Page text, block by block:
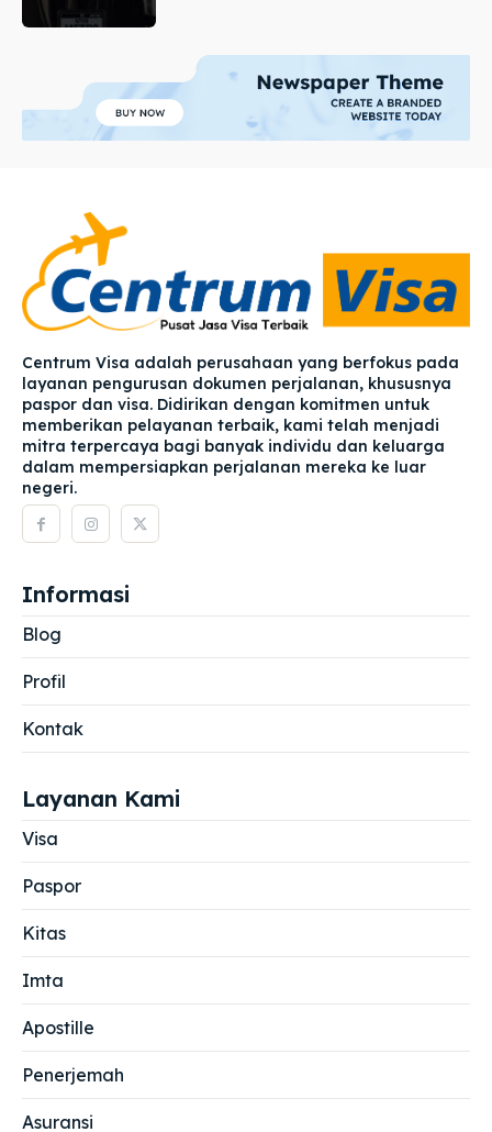
Centrum Visa adalah perusahaan yang berfokus pada
layanan pengurusan dokumen perjalanan, khususnya
paspor dan visa. Didirikan dengan komitmen untuk
memberikan pelayanan terbaik, kami telah menjadi
mitra terpercaya bagi banyak individu dan keluarga
dalam mempersiapkan perjalanan mereka ke luar
negeri.
Informasi
Blog
Profil
Kontak
Layanan Kami
Visa
Paspor
Kitas
Imta
Apostille
Penerjemah
Asuransi